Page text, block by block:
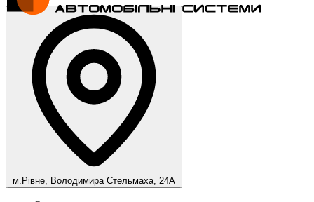
м.Рівне, Володимира Стельмаха, 24А